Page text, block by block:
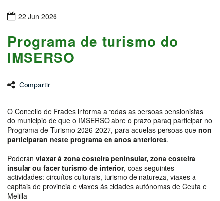
22 Jun 2026
Programa de turismo do
IMSERSO
Compartir
O Concello de Frades informa a todas as persoas pensionistas
do municipio de que o IMSERSO abre o prazo paraq participar no
Programa de Turismo 2026-2027, para aquelas persoas que non
participaran neste programa en anos anteriores.
Poderán viaxar á zona costeira peninsular, zona costeira
insular ou facer turismo de interior, coas seguintes
actividades: circuítos culturais, turismo de natureza, viaxes a
capitais de provincia e viaxes ás cidades autónomas de Ceuta e
Melilla.